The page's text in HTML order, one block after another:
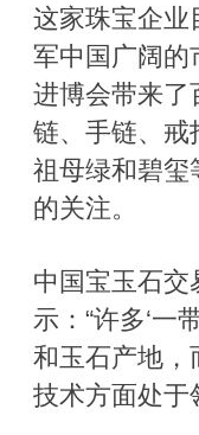
这家珠宝企业
军中国广阔的
进博会带来了
链、手链、戒
祖母绿和碧玺
的关注。
中国宝玉石交
示：“许多‘一
和玉石产地，
技术方面处于